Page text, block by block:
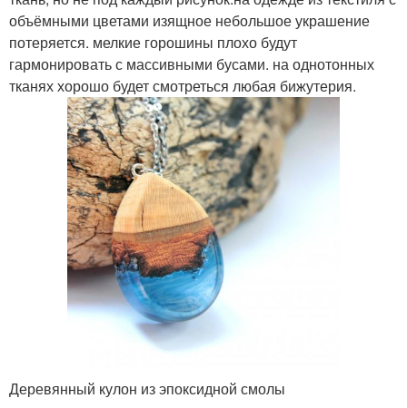
объёмными цветами изящное небольшое украшение
потеряется. мелкие горошины плохо будут
гармонировать с массивными бусами. на однотонных
тканях хорошо будет смотреться любая бижутерия.
Деревянный кулон из эпоксидной смолы